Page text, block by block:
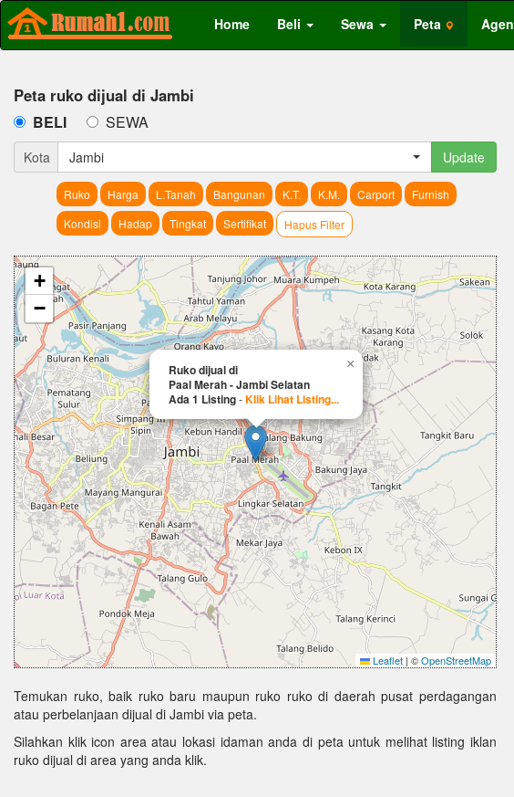
Home Beli Sewa Peta Agen
Peta ruko dijual di Jambi
BELI SEWA
Kota Jambi Update
Ruko Harga L.Tanah Bangunan K.T. K.M. Carport
Furnish
Kondisi
Hadap Tingkat Sertifikat Hapus Filter
Ruko dijual di
Paal Merah - Jambi Selatan
Ada 1 Listing-Klik Lihat Listing...
×
+
−
Leaflet | ©OpenStreetMap
Temukan ruko, baik ruko baru maupun ruko ruko di daerah pusat perdagangan
atau perbelanjaan dijual di Jambi via peta.
Silahkan klik icon area atau lokasi idaman anda di peta untuk melihat listing iklan
ruko dijual di area yang anda klik.